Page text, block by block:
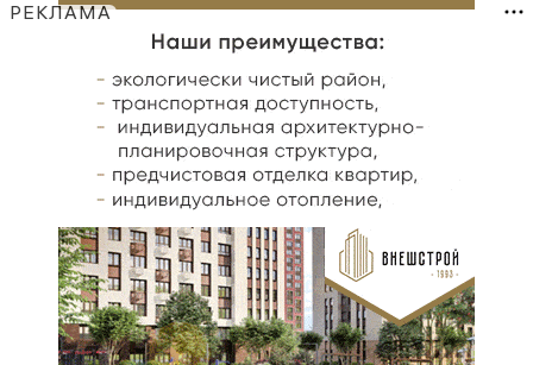
РЕКЛАМА